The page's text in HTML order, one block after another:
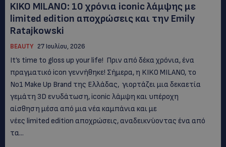
KIKO MILANO: 10 χρόνια iconic λάμψης με
limited edition αποχρώσεις και την Emily
Ratajkowski
BEAUTY 27 Ιουλίου, 2026
It’s time to gloss up your life! Πριν από δέκα χρόνια, ένα
πραγματικό icon γεννήθηκε! Σήμερα, η KIKO MILANO, το
Νο1 Make Up Brand της Ελλάδας, γιορτάζει μια δεκαετία
γεμάτη 3D ενυδάτωση, iconic λάμψη και υπέροχη
αίσθηση μέσα από μια νέα καμπάνια και με
νέες limited edition αποχρώσεις, αναδεικνύοντας ένα από
τα...